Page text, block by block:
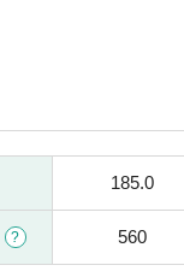
185.0
560